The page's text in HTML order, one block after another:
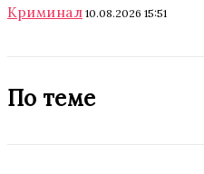
Криминал 10.08.2026 15:51
По теме